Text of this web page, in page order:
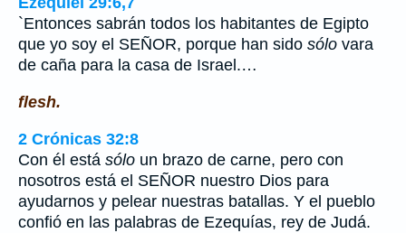
`Entonces sabrán todos los habitantes de Egipto
que yo soy el SEÑOR, porque han sido sólo vara
de caña para la casa de Israel.…
flesh.
2 Crónicas 32:8
Con él está sólo un brazo de carne, pero con
nosotros está el SEÑOR nuestro Dios para
ayudarnos y pelear nuestras batallas. Y el pueblo
confió en las palabras de Ezequías, rey de Judá.